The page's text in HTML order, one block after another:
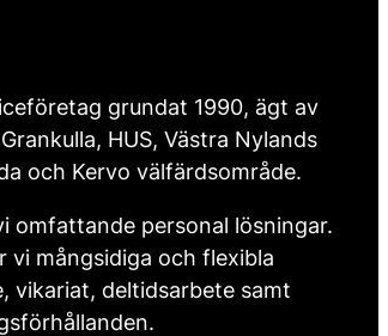
grundat 1990, ägt av
HUS, Västra Nylands
och Kervo välfärdsområde.
omfattande personal lösningar.
vi mångsidiga och flexibla
vikariat, deltidsarbete samt